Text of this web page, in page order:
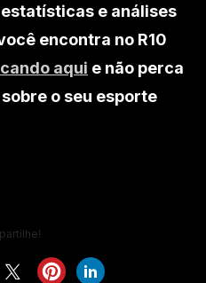
e análises
encontra no R10
aqui e não perca
o seu esporte